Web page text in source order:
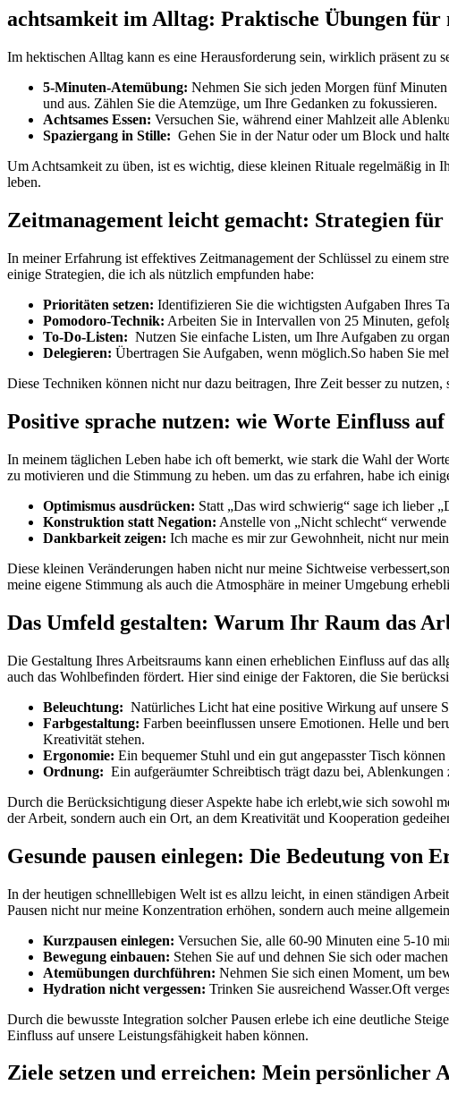
achtsamkeit⁣ im ⁤Alltag: Praktische ⁤Übungen für
Im hektischen Alltag kann⁤ es ‍eine Herausforderung sein, wirklich​ präsent​ zu
5-Minuten-Atemübung: Nehmen Sie​ sich jeden Morgen fünf
und⁣ aus. ⁤Zählen Sie die ⁣Atemzüge, um Ihre Gedanken zu‌ fokussieren.
Achtsames Essen: Versuchen Sie, während⁢ einer Mahlzeit alle
Spaziergang in⁣ Stille:
Gehen Sie in der Natur⁢ oder um Block ​und
Um Achtsamkeit⁣ zu üben, ist ⁢es wichtig, diese kleinen Rituale regelmäßig in
leben.
Zeitmanagement leicht gemacht: Strategien
In⁤ meiner​ Erfahrung⁤ ist⁤ effektives⁢ Zeitmanagement der Schlüssel zu einem
einige Strategien, die⁢ ich als ‌nützlich ⁢empfunden habe:
Prioritäten setzen: Identifizieren Sie ​die wichtigsten Aufgaben⁤ Ihres
Pomodoro-Technik: Arbeiten ⁢Sie in Intervallen von 25 Minuten,
To-Do-Listen:
Nutzen Sie einfache⁤ Listen, um ‌Ihre Aufgaben zu
Delegieren: Übertragen Sie ⁤Aufgaben,‌ wenn möglich.So haben Sie
Diese Techniken können⁤ nicht nur dazu⁣ beitragen, Ihre Zeit besser zu
Positive sprache nutzen: wie Worte Einfluss
In meinem⁤ täglichen Leben habe ⁤ich oft⁢ bemerkt, wie stark die Wahl der
‌zu motivieren und⁢ die Stimmung zu ​heben. um ​das​ zu erfahren,‌ habe ich
Optimismus ausdrücken: Statt ​„Das wird schwierig“ sage ich lieber
Konstruktion​ statt Negation: Anstelle von „Nicht schlecht“
Dankbarkeit zeigen: Ich ⁢mache es mir⁣ zur ⁢Gewohnheit, nicht ⁣nur
Diese kleinen Veränderungen ‍haben nicht nur meine Sichtweise
meine eigene Stimmung als auch die Atmosphäre‌ in​ meiner Umgebung
Das Umfeld gestalten: Warum Ihr Raum‍ das
Die Gestaltung Ihres Arbeitsraums kann einen ⁤erheblichen Einfluss auf​ das⁤
auch‌ das Wohlbefinden fördert. ⁢Hier sind einige der Faktoren, die Sie
Beleuchtung:
Natürliches Licht hat eine‍ positive‍ Wirkung auf unsere
Farbgestaltung: Farben beeinflussen ​unsere Emotionen. Helle und
Kreativität stehen.
Ergonomie: Ein bequemer⁢ Stuhl und ein gut angepasster Tisch
Ordnung:
Ein aufgeräumter ⁣Schreibtisch ⁢trägt dazu bei,
Durch die Berücksichtigung dieser Aspekte habe‍ ich erlebt,wie sich sowohl⁣
⁤der Arbeit,⁢ sondern auch ein Ort, an dem ⁣Kreativität⁢ und Kooperation​
Gesunde pausen einlegen: Die Bedeutung ‌von⁤
In​ der heutigen ⁢schnelllebigen⁤ Welt ist es allzu⁣ leicht, ​in einen ständigen
Pausen nicht nur meine Konzentration erhöhen,‍ sondern ⁣auch meine
Kurzpausen ⁣einlegen: Versuchen ⁣Sie, alle 60-90 Minuten eine 5-10
Bewegung⁤ einbauen: Stehen Sie ⁣auf⁢ und dehnen ⁣Sie sich oder⁤
Atemübungen durchführen: Nehmen Sie sich einen Moment, um
Hydration ⁤nicht vergessen: Trinken Sie ausreichend Wasser.Oft
Durch⁤ die bewusste ⁢Integration solcher Pausen‍ erlebe ich eine deutliche
Einfluss ‍auf unsere Leistungsfähigkeit haben können.
Ziele setzen und erreichen: Mein persönlicher